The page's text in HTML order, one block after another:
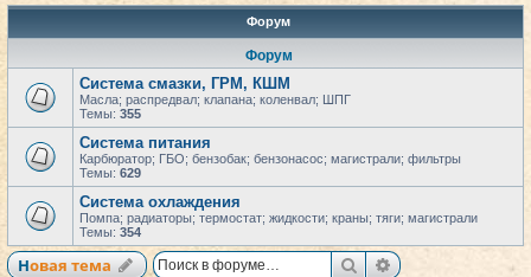
Форум
Форум
Система смазки, ГРМ, КШМ
Масла; распредвал; клапана; коленвал; ШПГ
Темы: 355
Система питания
Карбюратор; ГБО; бензобак; бензонасос; магистрали; фильтры
Темы: 629
Система охлаждения
Помпа; радиаторы; термостат; жидкости; краны; тяги; магистрали
Темы: 354
Новая тема ПоискРасширенный